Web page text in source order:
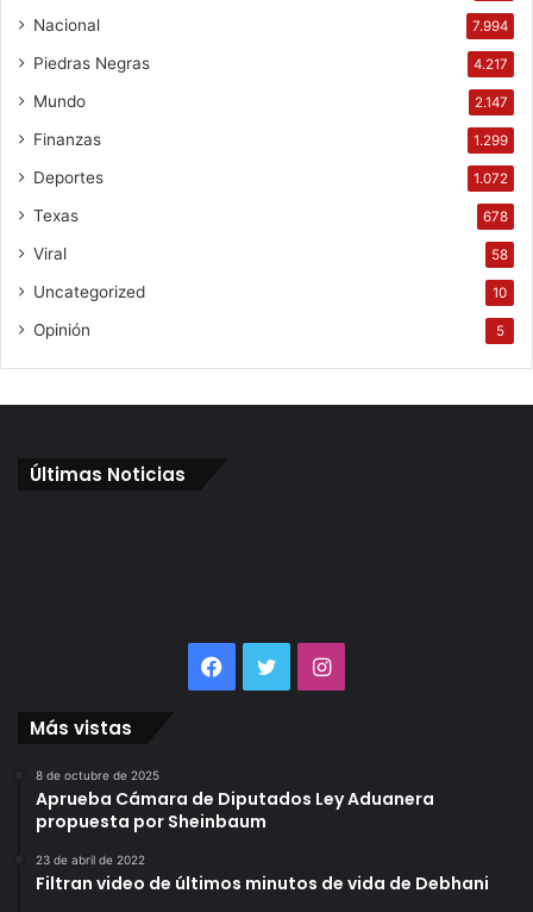
Nacional 7.994
Piedras Negras 4.217
Mundo 2.147
Finanzas 1.299
Deportes 1.072
Texas 678
Viral 58
Uncategorized 10
Opinión 5
Últimas Noticias
Facebook
TwitterInstagram
Más vistas
8 de octubre de 2025
Aprueba Cámara de Diputados Ley Aduanera
propuesta por Sheinbaum
23 de abril de 2022
Filtran video de últimos minutos de vida de Debhani